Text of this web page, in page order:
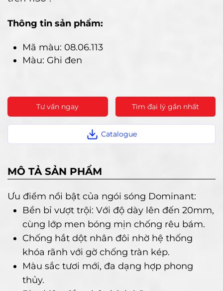
Thông tin sản phẩm:
Mã màu: 08.06.113
Màu: Ghi đen
Tư vấn ngay Tìm đại lý gần nhất
Catalogue
MÔ TẢ SẢN PHẨM
Ưu điểm nổi bật của ngói sóng Dominant:
Bền bỉ vượt trội: Với độ dày lên đến 20mm,
cùng lớp men bóng mịn chống rêu bám.
Chống hắt dột nhân đôi nhờ hệ thống
khóa rãnh với gờ chống tràn kép.
Màu sắc tươi mới, đa dạng hợp phong
thủy.